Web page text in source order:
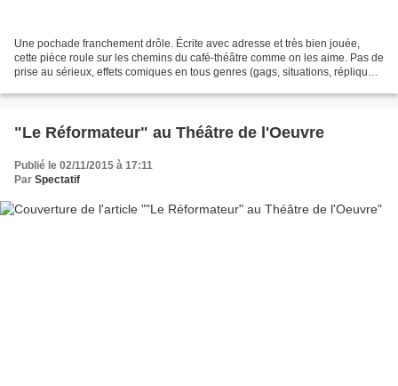
Une pochade franchement drôle. Écrite avec adresse et très bien jouée,
cette pièce roule sur les chemins du café-théâtre comme on les aime. Pas de
prise au sérieux, effets comiques en tous genres (gags, situations, répliques)
"Le Réformateur" au Théâtre de l'Oeuvre
Publié le 02/11/2015 à 17:11
Par Spectatif